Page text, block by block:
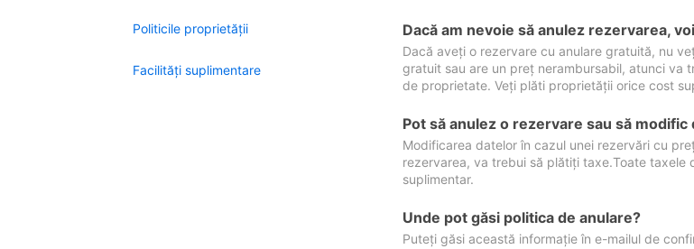
Politicile proprietății
Facilităţi suplimentare
Dacă am nevoie să anulez rezervarea,
Dacă aveți o rezervare cu anulare gratuită, nu
gratuit sau are un preț nerambursabil, atunci va
de proprietate. Veți plăti proprietății orice cost
Pot să anulez o rezervare sau să
Modificarea datelor în cazul unei rezervări cu
rezervarea, va trebui să plătiți taxe.Toate
suplimentar.
Unde pot găsi politica de anulare?
Puteți găsi această informație în e-mailul de